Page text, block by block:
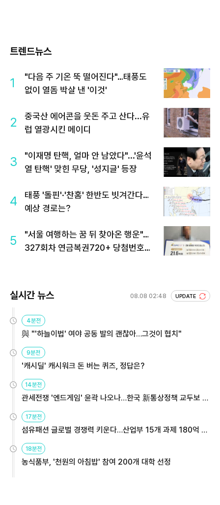
트렌드뉴스
1
"다음 주 기온 뚝 떨어진다"…태풍도
없이 열돔 박살 낸 '이것'
2
중국산 에어콘을 웃돈 주고 산다...유
럽 열광시킨 메이디
3
"이재명 탄핵, 얼마 안 남았다"...'윤석
열 탄핵' 맞힌 무당, '성지글' 등장
4
태풍 '돌핀'·'찬홈' 한반도 빗겨간다…
예상 경로는?
5
"서울 여행하는 꿈 뒤 찾아온 행운"…
327회차 연금복권720+ 당첨번호조
실시간 뉴스 08.08 02:48 UPDATE
4분전
與 "'하늘이법' 여야 공동 발의 괜찮아…그것이 협치"
9분전
'캐시딜' 캐시워크 돈 버는 퀴즈, 정답은?
14분전
관세전쟁 '엔드게임' 윤곽 나오나…한국 新통상정책 교두보 활
17분전
섬유패션 글로벌 경쟁력 키운다…산업부 15개 과제 180억 지
18분전
농식품부, '천원의 아침밥' 참여 200개 대학 선정